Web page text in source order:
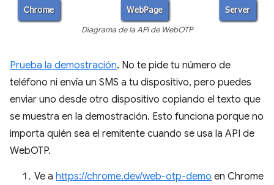
Diagrama de la API de WebOTP
Prueba la demostración. No te pide tu número de
teléfono ni envía un SMS a tu dispositivo, pero puedes
enviar uno desde otro dispositivo copiando el texto que
se muestra en la demostración. Esto funciona porque no
importa quién sea el remitente cuando se usa la API de
WebOTP.
Ve a https://chrome.dev/web-otp-demo en Chrome